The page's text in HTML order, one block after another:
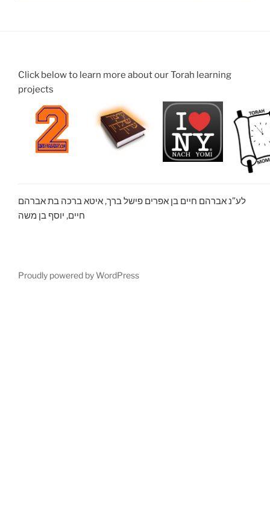
Click below to learn more about our Torah learning
projects
לע”נ אברהם חיים בן אפרים פישל ברך, איטא ברכה בת אברהם
חיים, יוסף בן משה
Proudly powered by WordPress